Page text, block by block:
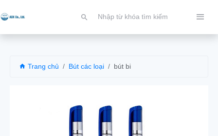
Trang chủ Bút các loại bút bi